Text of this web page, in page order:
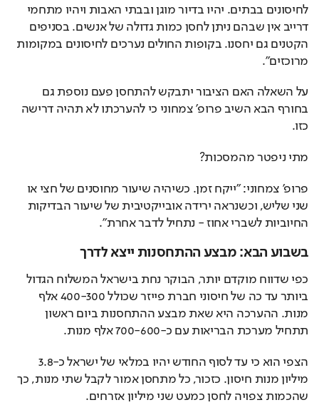
לחיסונים בבתים. יהיו בדיור מוגן ובבתי האבות ויהיו מתחמי
דרייב אין שבהם ניתן לחסן כמות גדולה של אנשים. בסניפים
הקטנים גם יחסנו. בקופות החולים נערכים לחיסונים במקומות
מרוכזים".
על השאלה האם הציבור יתבקש להתחסן פעם נוספת גם
בחורף הבא השיב פרופ' צמחוני כי להערכתו לא תהיה דרישה
כזו.
מתי ניפטר מהמסכות?
פרופ' צמחוני: "ייקח זמן. כשיהיה שיעור מחוסנים של חצי או
שני שליש, וכשנראה ירידה אובייקטיבית של שיעור הבדיקות
החיוביות לשברי אחוז - נתחיל לדבר אחרת".
בשבוע הבא: מבצע ההתחסנות ייצא לדרך
כפי שדווח מוקדם יותר, הבוקר נחת בישראל המשלוח הגדול
ביותר עד כה של חיסוני חברת פייזר שכולל 400-300 אלף
מנות. ההערכה היא שאת מבצע ההתחסנות ביום ראשון
תתחיל מערכת הבריאות עם כ-700-600 אלף מנות.
הצפי הוא כי עד לסוף החודש יהיו במלאי של ישראל כ-3.8
מיליון מנות חיסון. כזכור, כל מתחסן אמור לקבל שתי מנות, כך
שהכמות צפויה לחסן כמעט שני מיליון אזרחים.